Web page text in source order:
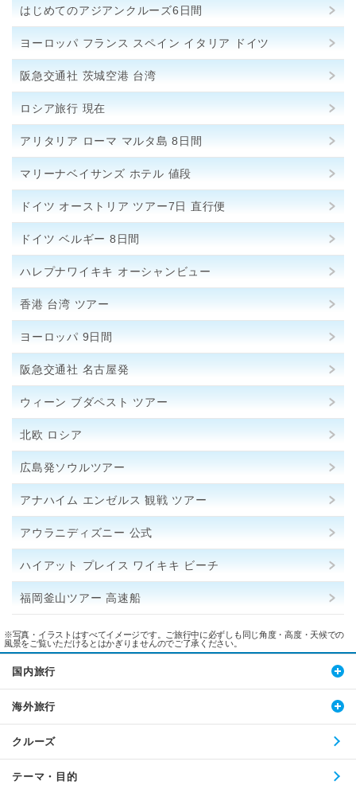
はじめてのアジアンクルーズ6日間
ヨーロッパ フランス スペイン イタリア ドイツ
阪急交通社 茨城空港 台湾
ロシア旅行 現在
アリタリア ローマ マルタ島 8日間
マリーナベイサンズ ホテル 値段
ドイツ オーストリア ツアー7日 直行便
ドイツ ベルギー 8日間
ハレプナワイキキ オーシャンビュー
香港 台湾 ツアー
ヨーロッパ 9日間
阪急交通社 名古屋発
ウィーン ブダペスト ツアー
北欧 ロシア
広島発ソウルツアー
アナハイム エンゼルス 観戦 ツアー
アウラニディズニー 公式
ハイアット プレイス ワイキキ ビーチ
福岡釜山ツアー 高速船
※写真・イラストはすべてイメージです。ご旅行中に必ずしも同じ角度・高度・天候での
風景をご覧いただけるとはかぎりませんのでご了承ください。
国内旅行
海外旅行
クルーズ
テーマ・目的